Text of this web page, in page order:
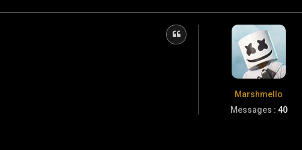
Marshmello
Messages : 40
Citation